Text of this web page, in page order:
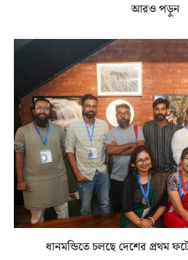
আরও পড়ুন
ধানমন্ডিতে চলছে দেশের প্রথম